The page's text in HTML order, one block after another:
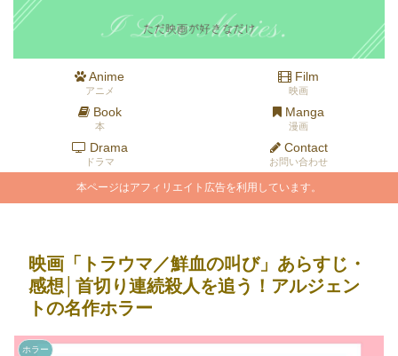
Anime
アニメ
Film
映画
Book
本
Manga
漫画
Drama
ドラマ
Contact
お問い合わせ
本ページはアフィリエイト広告を利用しています。
映画「トラウマ／鮮血の叫び」あらすじ・
感想│首切り連続殺人を追う！アルジェン
トの名作ホラー
ホラー